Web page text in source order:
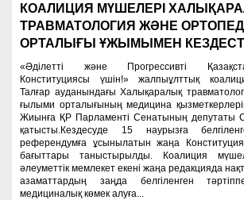
КОАЛИЦИЯ МҮШЕЛЕРІ
ТРАВМАТОЛОГИЯ ЖӘНЕ
ОРТАЛЫҒЫ ҰЖЫМЫМЕН КЕЗДЕСТІ
«Әділетті және Прогрессивті
Конституциясы үшін!» жалпыұлттық
Талғар ауданындағы Халықаралық
ғылыми орталығының медицина
Жиынға ҚР Парламенті Сенатының депутаты
қатысты.Кездесуде 15 наурызға
референдумға ұсынылатын жаңа Конституция
бағыттары таныстырылды. Коалиция
әлеуметтік мемлекет екені жаңа редакцияда
азаматтардың заңда белгіленген
медициналық көмек алуға...